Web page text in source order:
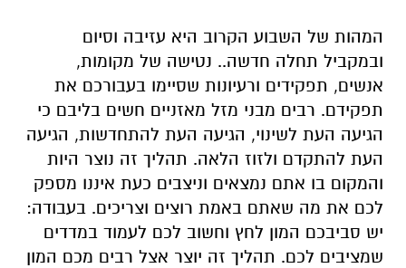
המהות של השבוע הקרוב היא עזיבה וסיום
ובמקביל תחלה חדשה.. נטישה של מקומות,
אנשים, תפקידים ורעיונות שסיימו בעבורכם את
תפקידם. רבים מבני מזל מאזניים חשים בליבם כי
הגיעה העת לשינוי, הגיעה העת להתחדשות, הגיעה
העת להתקדם ולזוז הלאה. תהליך זה נוצר היות
והמקום בו אתם נמצאים וניצבים כעת איננו מספק
לכם את מה שאתם באמת רוצים וצריכים. בעבודה:
יש סביבכם המון לחץ וחשוב לכם לעמוד במדדים
שמציבים לכם. תהליך זה יוצר אצל רבים מכם המון